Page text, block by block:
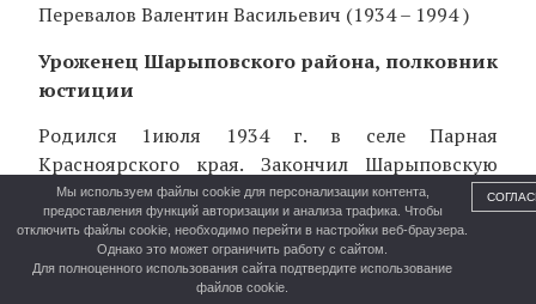
Перевалов Валентин Васильевич (1934 – 1994 )
Уроженец Шарыповского района, полковник
юстиции
Родился 1июля 1934 г. в селе Парная
Красноярского края. Закончил Шарыповскую
среднюю школу в 1953 г.
С 1954 по 1957 гг. учился и работал краевой
Совпартшколе
Мы используем файлы cookie для персонализации контента,
предоставления функций авторизации и анализа трафика. Чтобы
отключить файлы cookie, необходимо перейти в настройки веб-браузера.
Однако это может ограничить работу с сайтом.
Для полноценного использования сайта подтвердите использование
файлов cookie.